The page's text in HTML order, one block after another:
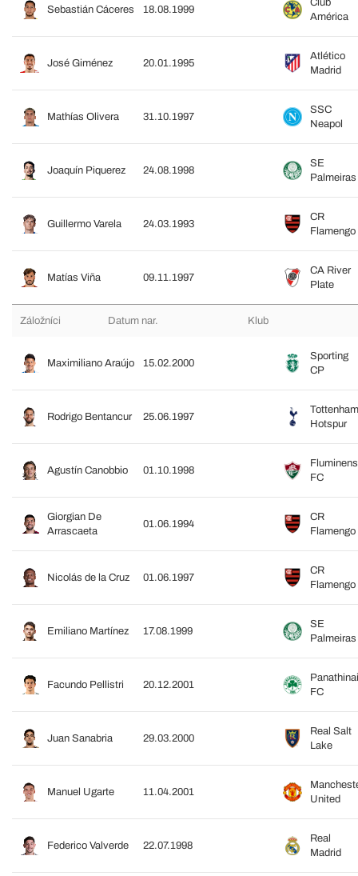
Sebastián Cáceres 18.08.1999
Club
América
José Giménez 20.01.1995
Atlético
Madrid
Mathías Olivera 31.10.1997
SSC
Neapol
Joaquín Piquerez 24.08.1998
SE
Palmeiras
Guillermo Varela 24.03.1993
CR
Flamengo
Matías Viña 09.11.1997
CA River
Plate
Záložníci Datum nar. Klub
Maximiliano Araújo 15.02.2000
Sporting
CP
Rodrigo Bentancur 25.06.1997
Tottenham
Hotspur
Agustín Canobbio 01.10.1998
FC
Giorgian De
Arrascaeta
01.06.1994
CR
Flamengo
Nicolás de la Cruz 01.06.1997
CR
Flamengo
Emiliano Martínez 17.08.1999
SE
Palmeiras
Facundo Pellistri 20.12.2001
FC
Juan Sanabria 29.03.2000
Real Salt
Lake
Manuel Ugarte 11.04.2001
United
Federico Valverde 22.07.1998
Real
Madrid